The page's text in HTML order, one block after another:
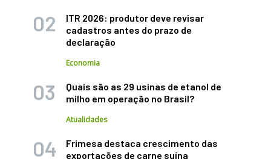
ITR 2026: produtor deve revisar
cadastros antes do prazo de
declaração
Economia
Quais são as 29 usinas de etanol de
milho em operação no Brasil?
Atualidades
Frimesa destaca crescimento das
exportações de carne suína